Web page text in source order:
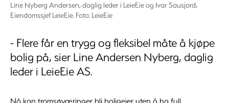
Line Nyberg Andersen, daglig leder i LeieEie og Ivar Sausjord,
Eiendomssjef LeieEie. Foto: LeieEie
- Flere får en trygg og fleksibel måte å kjøpe
bolig på, sier Line Andersen Nyberg, daglig
leder i LeieEie AS.